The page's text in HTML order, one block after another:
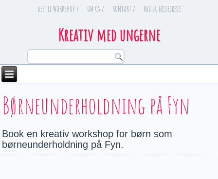
BESTIL WORKSHOP / OM OS / KONTAKT / Køb 24 nissebreve
Kreativ med ungerne
You are here
Børneunderholdning på Fyn
Book en kreativ workshop for børn som
børneunderholdning på Fyn.